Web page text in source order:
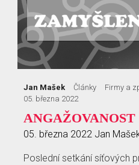
Jan Mašek Články Firmy a
05. března 2022
ANGAŽOVANOST
05. března 2022 Jan
Poslední setkání síťových